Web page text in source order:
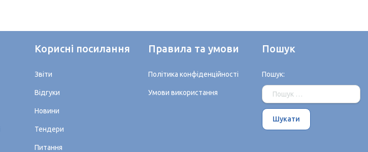
Корисні посилання
Звіти
Відгуки
Новини
Тендери
Питання
Правила та умови
Політика конфіденційності
Умови використання
Пошук
Пошук: